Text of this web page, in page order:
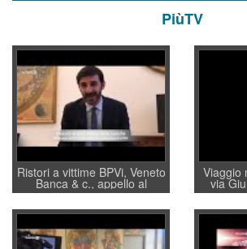
PiùTV
Ristori a vittime BPVi, Veneto
Banca & c., appello al
sottosegretario Alessio
Villarosa: per mettere ordine
convochi con Di Maio CNCU
a supporto della cabina di
regia al Mef
Viaggio
via
Vicenza
un